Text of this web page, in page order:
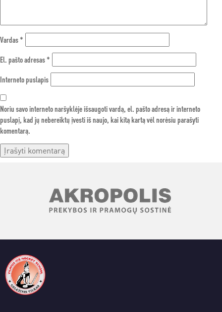
Vardas*
El. pašto adresas*
Interneto puslapis
Noriu savo interneto naršyklėje išsaugoti vardą, el. pašto adresą ir interneto
puslapį, kad jų nebereiktų įvesti iš naujo, kai kitą kartą vėl norėsiu parašyti
komentarą.